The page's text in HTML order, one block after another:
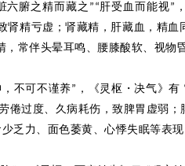
六腑之精而藏之 ”“肝受血而能视”
精亏虚；肾藏精，肝藏血，精
常伴头晕耳鸣、腰膝酸软、视物
不可不谨养” ，《灵枢 ・决气》有
倦过度、久病耗伤，致脾胃虚弱
乏力、面色萎黄、心悸失眠等表现